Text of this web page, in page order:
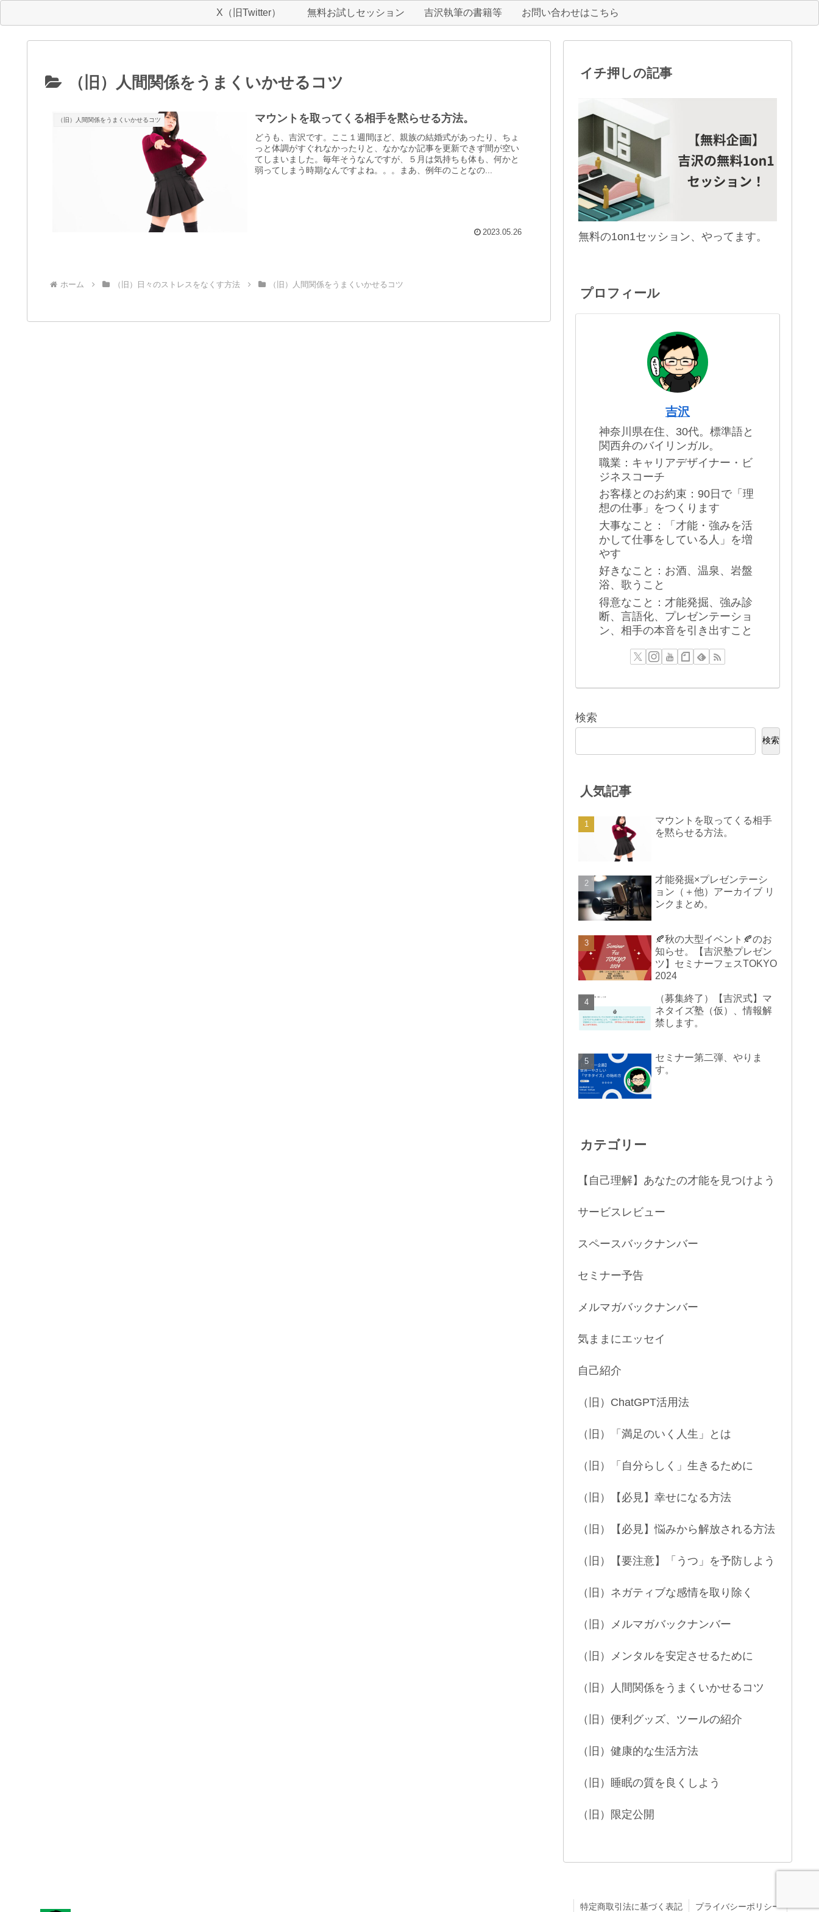
X（旧Twitter） 無料お試しセッション 吉沢執筆の書籍等 お問い合わせはこちら
（旧）人間関係をうまくいかせるコツ
（旧）人間関係をうまくいかせるコツ マウントを取ってくる相手を黙らせる方法。
どうも、吉沢です。ここ１週間ほど、親族の結婚式があったり、ちょ
っと体調がすぐれなかったりと、なかなか記事を更新できず間が空い
てしまいました。毎年そうなんですが、５月は気持ちも体も、何かと
弱ってしまう時期なんですよね。。。まあ、例年のことなの...
2023.05.26
ホーム （旧）日々のストレスをなくす方法 （旧）人間関係をうまくいかせるコツ
イチ押しの記事
無料の1on1セッション、やってます。
プロフィール
吉沢
神奈川県在住、30代。標準語と
関西弁のバイリンガル。
職業：キャリアデザイナー・ビ
ジネスコーチ
お客様とのお約束：90日で「理
想の仕事」をつくります
大事なこと：「才能・強みを活
かして仕事をしている人」を増
やす
好きなこと：お酒、温泉、岩盤
浴、歌うこと
得意なこと：才能発掘、強み診
断、言語化、プレゼンテーショ
ン、相手の本音を引き出すこと
検索
検索
人気記事
マウントを取ってくる相手
を黙らせる方法。
才能発掘×プレゼンテーシ
ョン（＋他）アーカイブ リ
ンクまとめ。
🍂秋の大型イベント🍂のお
知らせ。【吉沢塾プレゼン
ツ】セミナーフェスTOKYO
2024
（募集終了）【吉沢式】マ
ネタイズ塾（仮）、情報解
禁します。
セミナー第二弾、やりま
す。
カテゴリー
【自己理解】あなたの才能を見つけよう
サービスレビュー
スペースバックナンバー
セミナー予告
メルマガバックナンバー
気ままにエッセイ
自己紹介
（旧）ChatGPT活用法
（旧）「満足のいく人生」とは
（旧）「自分らしく」生きるために
（旧）【必見】幸せになる方法
（旧）【必見】悩みから解放される方法
（旧）【要注意】「うつ」を予防しよう
（旧）ネガティブな感情を取り除く
（旧）メルマガバックナンバー
（旧）メンタルを安定させるために
（旧）人間関係をうまくいかせるコツ
（旧）便利グッズ、ツールの紹介
（旧）健康的な生活方法
（旧）睡眠の質を良くしよう
（旧）限定公開
特定商取引法に基づく表記 プライバシーポリシー